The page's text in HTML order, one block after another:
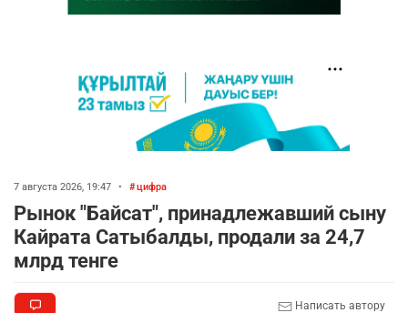
7 августа 2026, 19:47 • цифра
Рынок "Байсат", принадлежавший сыну
Кайрата Сатыбалды, продали за 24,7
млрд тенге
Написать автору